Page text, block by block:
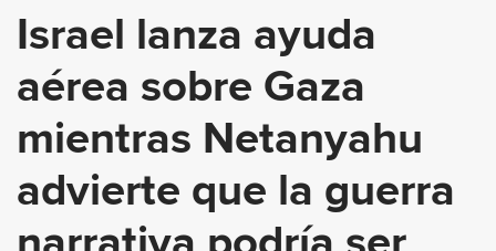
Israel lanza ayuda
aérea sobre Gaza
mientras Netanyahu
advierte que la guerra